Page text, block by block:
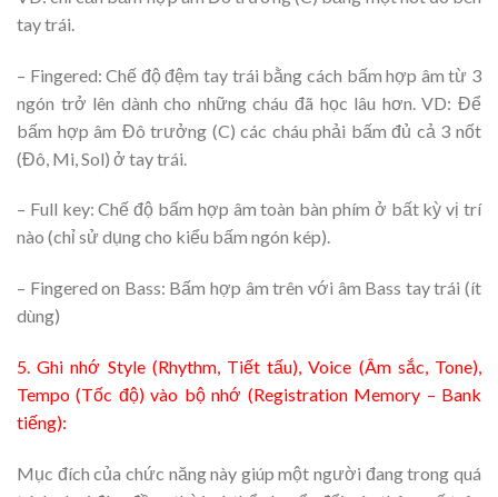
tay trái.
– Fingered: Chế độ đệm tay trái bằng cách bấm hợp âm từ 3
ngón trở lên dành cho những cháu đã học lâu hơn. VD: Để
bấm hợp âm Đô trưởng (C) các cháu phải bấm đủ cả 3 nốt
(Đô, Mi, Sol) ở tay trái.
– Full key: Chế độ bấm hợp âm toàn bàn phím ở bất kỳ vị trí
nào (chỉ sử dụng cho kiểu bấm ngón kép).
– Fingered on Bass: Bấm hợp âm trên với âm Bass tay trái (ít
dùng)
5. Ghi nhớ Style (Rhythm, Tiết tấu), Voice (Âm sắc, Tone),
Tempo (Tốc độ) vào bộ nhớ (Registration Memory – Bank
tiếng):
Mục đích của chức năng này giúp một người đang trong quá